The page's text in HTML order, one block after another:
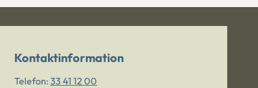
Kontaktinformation
Telefon: 33 41 12 00